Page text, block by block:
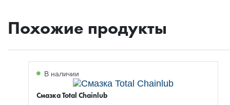
Похожие продукты
В наличии
Смазка Total Chainlub